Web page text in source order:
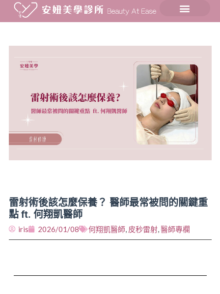
雷射術後該怎麼保養？ 醫師最常被問的關鍵重
點 ft. 何翔凱醫師
iris 2026/01/08 何翔凱醫師, 皮秒雷射, 醫師專欄